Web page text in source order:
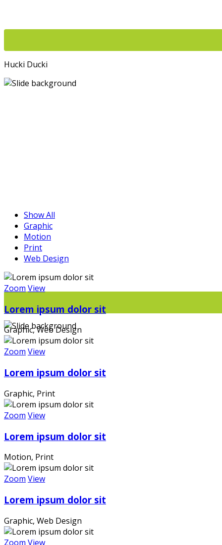
Hucki Ducki
Show All
Graphic
Motion
Print
Web Design
Zoom View
Lorem ipsum dolor sit
Graphic, Web Design
Zoom View
Lorem ipsum dolor sit
Graphic, Print
Zoom View
Lorem ipsum dolor sit
Motion, Print
Zoom View
Lorem ipsum dolor sit
Graphic, Web Design
Zoom View